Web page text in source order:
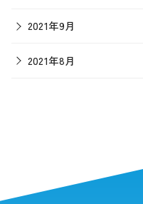
2021年9月
2021年8月